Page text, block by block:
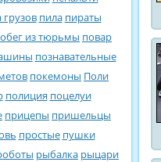
грузов пила пираты
из тюрьмы повар
познавательные
покемоны Поли
полиция поцелуи
прицепы пришельцы
простые пушки
рыбалка рыцари